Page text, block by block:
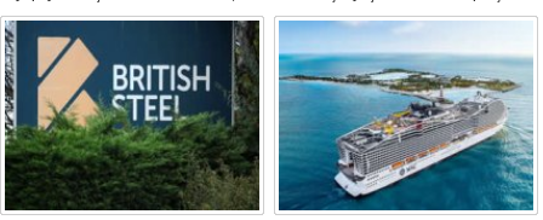
Temmuz Şehitler Köprüsü ile Fatih
Sultan Mehmet Köprüsü'nün
özelleştirilmesine yönelik ihaleyle
ilgileniyor.
sadece bir süper yat değil, aynı
zamanda kendi yat limanı, helikopter
pisti ve seçkin villaları da içeren koca bir
özel adadır.